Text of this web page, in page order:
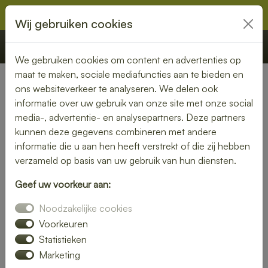
€ 0,00 Offerte Bestellen
Nederland» Eckelrade
Heerlijke lunch bezorgen in
Eckelrade – snel, vers en
gemakkelijk
je lunch bezorgen in Eckelrade en kies uit een gevarieerd
menu van verse broodjes, gezonde salades en warme
maaltijden. Ideaal voor thuis of op kantoor.
Onze gerechten worden met liefde bereid en snel geleverd,
Wij gebruiken cookies
We gebruiken cookies om content en advertenties op
maat te maken, sociale mediafuncties aan te bieden en
ons websiteverkeer te analyseren. We delen ook
informatie over uw gebruik van onze site met onze social
media-, advertentie- en analysepartners. Deze partners
kunnen deze gegevens combineren met andere
informatie die u aan hen heeft verstrekt of die zij hebben
verzameld op basis van uw gebruik van hun diensten.
Geef uw voorkeur aan:
Noodzakelijke cookies
Voorkeuren
Statistieken
Marketing